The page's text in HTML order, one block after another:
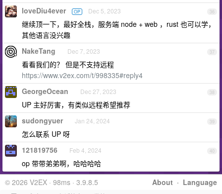
36
loveDiu4ever OP Dec 5, 2023
继续顶一下，最好全栈，服务端 node + web ，rust 也可以学，
其他语言没兴趣
37
NakeTang Dec 7, 2023
看看我们的？ 但是不支持远程
https://www.v2ex.com/t/998335#reply4
38
GeorgeOcean Dec 27, 2023
UP 主好厉害，有类似远程希望推荐
39
sudongyuer Jan 24, 2024
怎么联系 UP 呀
40
121819756 Feb 4, 2024
op 带带弟弟啊，哈哈哈哈
About · Language
© 2026 V2EX · 98ms · 3.9.8.5